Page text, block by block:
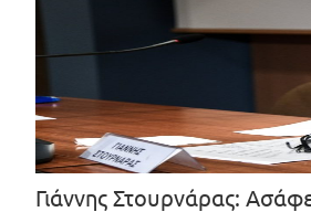
Γιάννης Στουρνάρας: